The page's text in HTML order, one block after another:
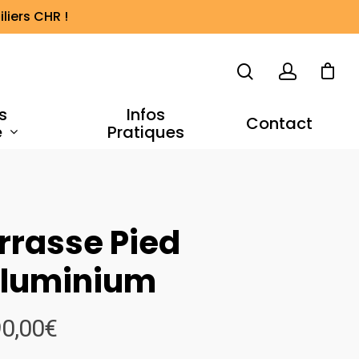
CHR !
Infos
Pratiques Contact
Pied
€Plage